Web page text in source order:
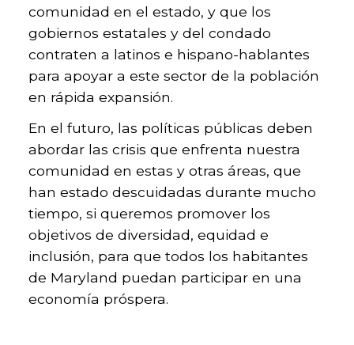
comunidad en el estado, y que los
gobiernos estatales y del condado
contraten a latinos e hispano-hablantes
para apoyar a este sector de la población
en rápida expansión.
En el futuro, las políticas públicas deben
abordar las crisis que enfrenta nuestra
comunidad en estas y otras áreas, que
han estado descuidadas durante mucho
tiempo, si queremos promover los
objetivos de diversidad, equidad e
inclusión, para que todos los habitantes
de Maryland puedan participar en una
economía próspera.